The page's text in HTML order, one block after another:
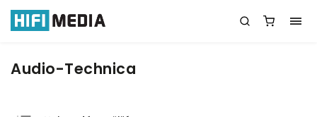
Audio-Technica